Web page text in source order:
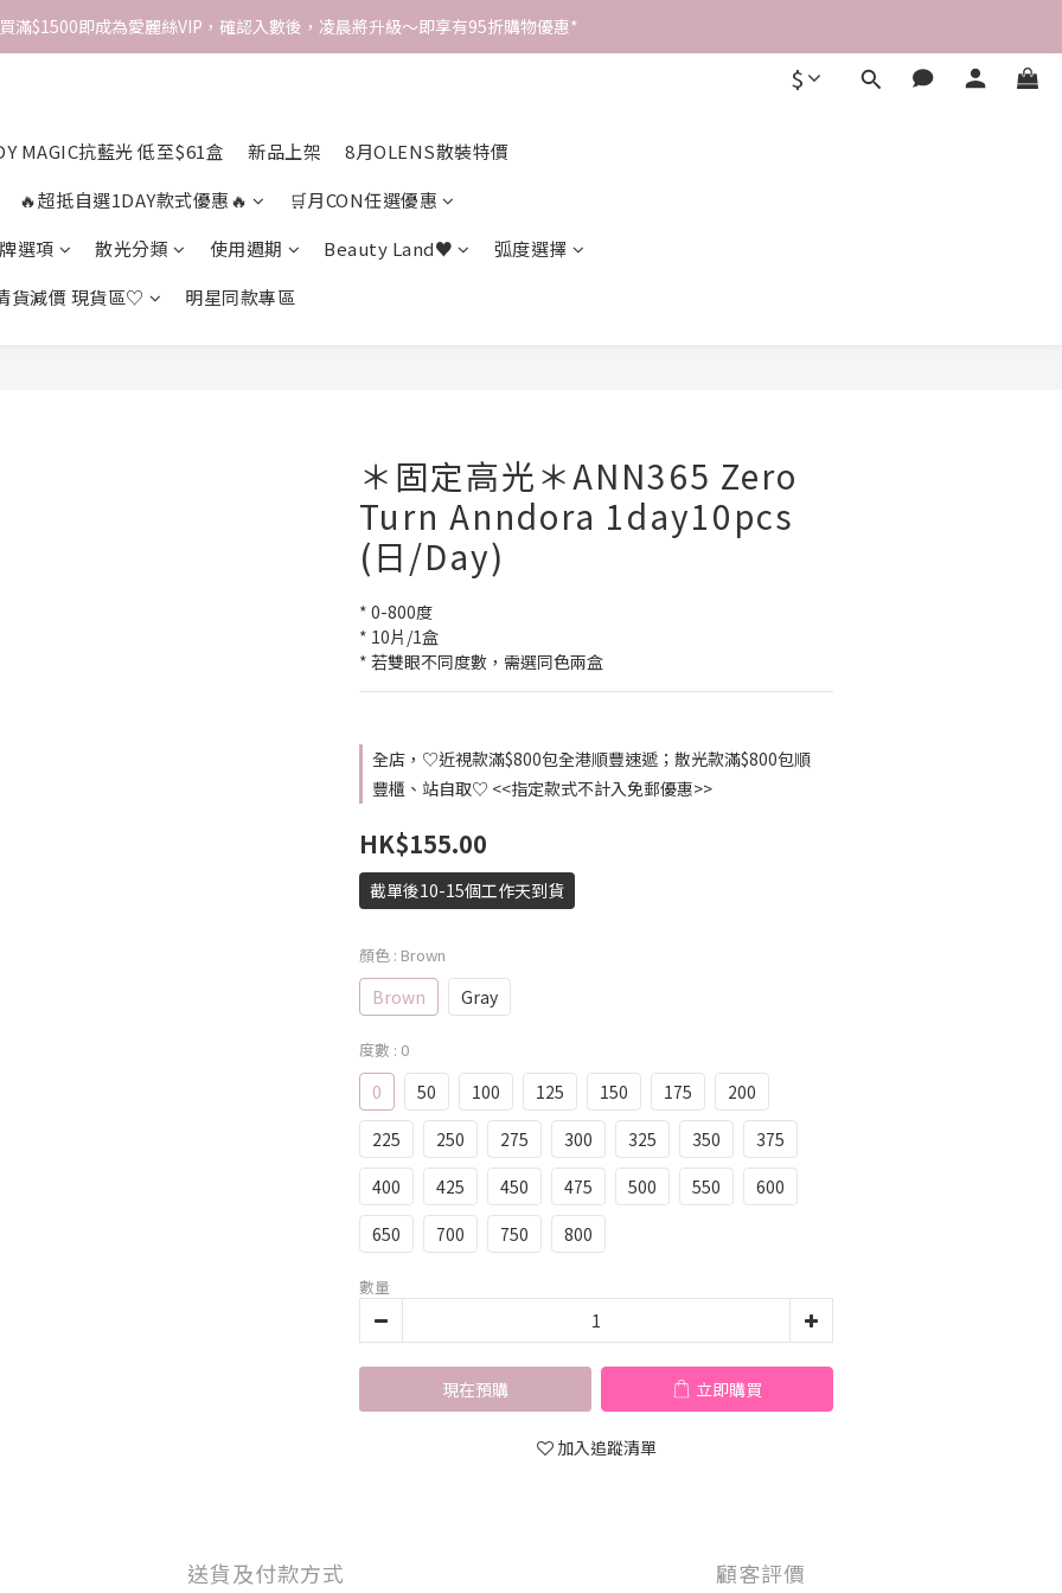
滿$1500即成為愛麗絲VIP，確認入數後，凌晨將升級～即享有95折購物優惠*
$
MAGIC抗藍光 低至$61盒 新品上架
8月OLENS散裝特價
🔥超抵自選1DAY款式優惠🔥
🛒月CON任選優惠
選項
散光分類 使用週期 Beauty Land♥
弧度選擇
貨減價 現貨區♡
明星同款專區
＊固定高光＊ANN365 Zero
Turn Anndora 1day10pcs
(日/Day)
* 0-800度
* 10片/1盒
* 若雙眼不同度數，需選同色兩盒
全店，♡近視款滿$800包全港順豐速遞；散光款滿$800包順
豐櫃、站自取♡ <<指定款式不計入免郵優惠>>
HK$155.00
截單後10-15個工作天到貨
顏色 : Brown
Brown Gray
度數 : 0
0 50 100 125 150 175
200
225
250 275 300 325 350
375
400
425 450 475 500 550
600
650
700 750 800
數量
現在預購 立即購買
加入追蹤清單
送貨及付款方式 顧客評價